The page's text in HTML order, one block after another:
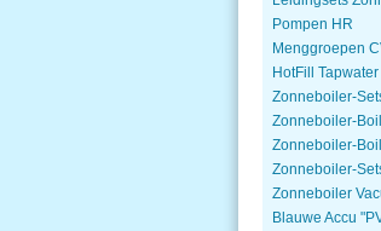
Pompen HR
Menggroepen
HotFill Tapwater
Zonneboiler-
Zonneboiler-
Zonneboiler-
Zonneboiler-
Zonneboiler
Blauwe Accu